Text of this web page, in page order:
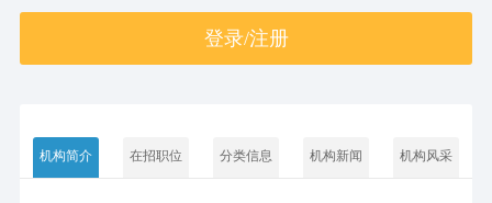
登录/注册
机构简介 在招职位 分类信息 机构新闻 机构风采